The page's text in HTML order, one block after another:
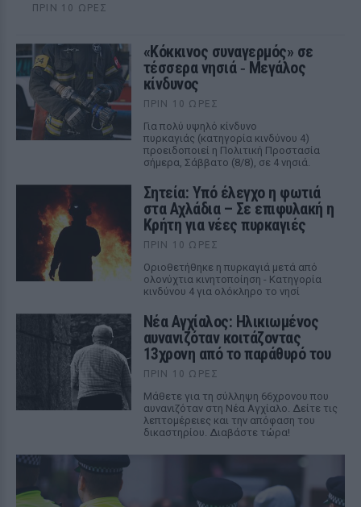
ΠΡΙΝ 10 ΏΡΕΣ
«Κόκκινος συναγερμός» σε
τέσσερα νησιά ‑ Μεγάλος
κίνδυνος
ΠΡΙΝ 10 ΏΡΕΣ
Για πολύ υψηλό κίνδυνο
πυρκαγιάς (κατηγορία κινδύνου 4)
προειδοποιεί η Πολιτική Προστασία
σήμερα, Σάββατο (8/8), σε 4 νησιά.
Σητεία: Υπό έλεγχο η φωτιά
στα Αχλάδια – Σε επιφυλακή η
Κρήτη για νέες πυρκαγιές
ΠΡΙΝ 10 ΏΡΕΣ
Οριοθετήθηκε η πυρκαγιά μετά από
ολονύχτια κινητοποίηση - Κατηγορία
κινδύνου 4 για ολόκληρο το νησί
Νέα Αγχίαλος: Ηλικιωμένος
αυνανιζόταν κοιτάζοντας
13χρονη από το παράθυρό του
ΠΡΙΝ 10 ΏΡΕΣ
Μάθετε για τη σύλληψη 66χρονου που
αυνανιζόταν στη Νέα Αγχίαλο. Δείτε τις
λεπτομέρειες και την απόφαση του
δικαστηρίου. Διαβάστε τώρα!